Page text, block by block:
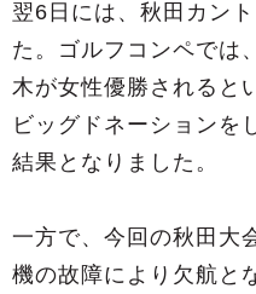
翌6日には、秋田カン
た。ゴルフコンペでは
木が女性優勝されると
ビッグドネーションを
結果となりました。
一方で、今回の秋田大
機の故障により欠航と